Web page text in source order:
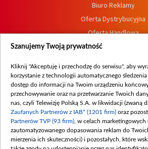
Biuro Reklamy
Oferta Dystrybucyjna
Oferta Handlowa
Dostępność
Procedura zgłoszeń
Szanujemy Twoją prywatność
Kliknij "Akceptuję i przechodzę do serwisu", aby
korzystanie z technologii automatycznego śledzenia
dostęp do informacji na Twoim urządzeniu
przechowywanie oraz na przetwarzanie Twoich
nas, czyli Telewizję Polską S.A. w likwidacji (zwaną
Zaufanych Partnerów z IAB* (1201 firm) oraz
Partnerów TVP (93 firm) , w celach
zautomatyzowanego dopasowania reklam do
mierzenia ich skuteczności) i pozostałych, które